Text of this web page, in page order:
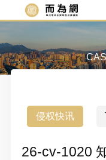
侵权快讯
26-cv-1020